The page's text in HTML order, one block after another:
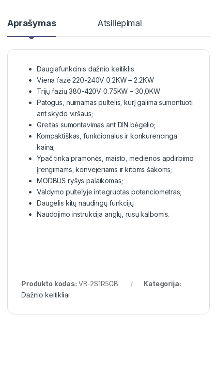
Aprašymas Atsiliepimai
Daugiafunkcinis dažnio keitiklis
Viena fazė 220-240V 0.2KW – 2.2KW
Trijų fazių 380-420V 0.75KW – 30,0KW
Patogus, nuimamas pultelis, kurį galima sumontuoti
ant skydo viršaus;
Greitas sumontavimas ant DIN bėgelio;
Kompaktiškas, funkcionalus ir konkurencinga
kaina;
Ypač tinka pramonės, maisto, medienos apdirbimo
įrengimams, konvejeriams ir kitoms šakoms;
MODBUS ryšys palaikomas;
Valdymo pultelyje integruotas potenciometras;
Daugelis kitų naudingų funkcijų
Naudojimo instrukcija anglų, rusų kalbomis.
Produkto kodas: VB-2S1R5GB
Kategorija:
Dažnio keitikliai